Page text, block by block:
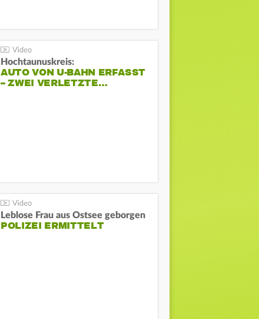
Hochtaunuskreis:
AUTO VON U-BAHN ERFASST
– ZWEI VERLETZTE…
Leblose Frau aus Ostsee geborgen
POLIZEI ERMITTELT